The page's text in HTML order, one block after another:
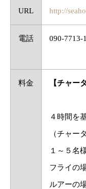
URL http://
電話 090-7713-
料金 【チャー
４時間を
（チャー
１～５名
フライの
ルアーの